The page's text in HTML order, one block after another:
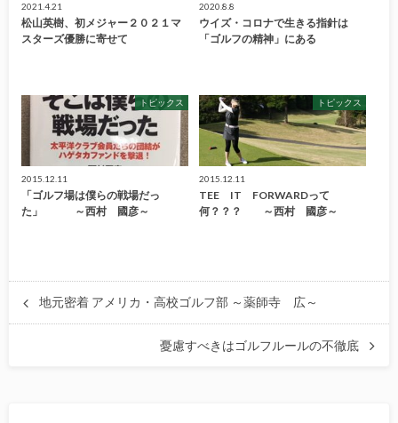
2021.4.21
松山英樹、初メジャー２０２１マ
スターズ優勝に寄せて
2020.8.8
ウイズ・コロナで生きる指針は
「ゴルフの精神」にある
トピックス
2015.12.11
「ゴルフ場は僕らの戦場だっ
た」 ～西村 國彦～
トピックス
2015.12.11
TEE IT FORWARDって
何？？？ ～西村 國彦～
地元密着 アメリカ・高校ゴルフ部 ～薬師寺 広～
憂慮すべきはゴルフルールの不徹底